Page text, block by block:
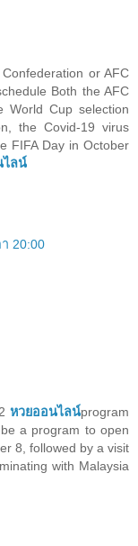
or AFC
Both the AFC
World Cup selection
the Covid-19 virus
FIFA Day in October
ไลน์
20:00
หวยออนไลน์program
a program to open
8, followed by a visit
with Malaysia